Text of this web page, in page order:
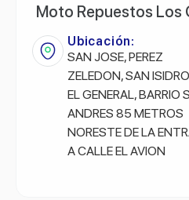
Moto Repuestos Los
Ubicación:
SAN JOSE, PEREZ
ZELEDON, SAN
EL GENERAL, BARRIO
ANDRES 85 METROS
NORESTE DE LA
A CALLE EL AVION